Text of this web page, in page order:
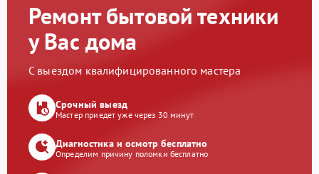
Ремонт бытовой техники
у Вас дома
С выездом квалифицированного мастера
Срочный выезд
Мастер приедет уже через 30 минут
Диагностика и осмотр бесплатно
Определим причину поломки бесплатно